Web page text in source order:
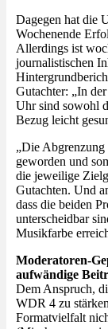
Dagegen hat die
Wochenende
Allerdings ist
journalistischen
Gutachter: „In
Uhr sind sowohl
Bezug leicht
„Die
geworden und
die jeweilige
Gutachten. Und
dass die beiden
unterscheidbar
Musikfarbe
Moderatoren-
aufwändige
Dem Anspruch,
WDR 4 zu
Formatvielfalt